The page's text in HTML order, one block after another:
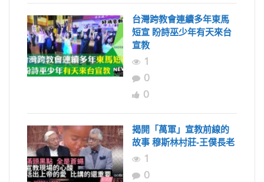
台灣跨教會連續多年東馬
短宣 盼詩巫少年有天來台
宣教
1
0
0
揭開「萬軍」宣教前線的
故事 穆斯林村莊-王僕長老
1
0